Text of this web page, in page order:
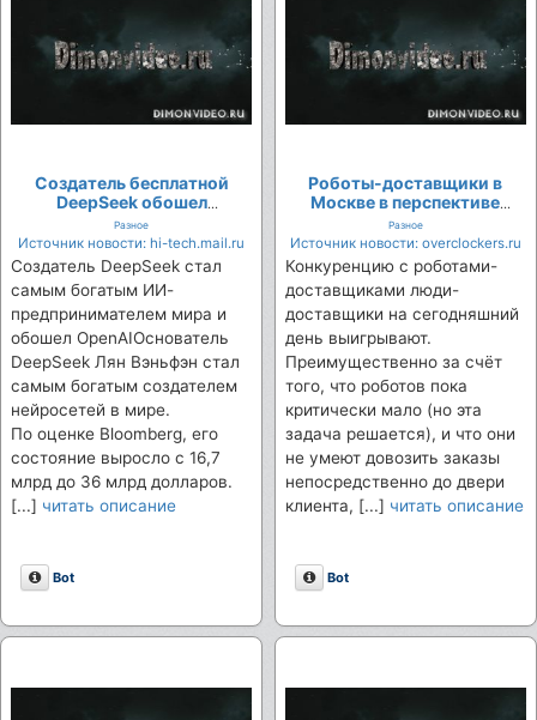
Создатель бесплатной
DeepSeek обошел
основателей OpenAI по
размеру состояния
Разное
Источник новости: hi-tech.mail.ru
Создатель DeepSeek стал
самым богатым ИИ-
предпринимателем мира и
обошел OpenAIОснователь
DeepSeek Лян Вэньфэн стал
самым богатым создателем
нейросетей в мире.
По оценке Bloomberg, его
состояние выросло с 16,7
млрд до 36 млрд долларов.
[...] читать описание
Описание
Bot
Роботы-доставщики в
Москве в перспективе
смогут довозить грузы
прямо до двери заказчика
Разное
Источник новости: overclockers.ru
Конкуренцию с роботами-
доставщиками люди-
доставщики на сегодняшний
день выигрывают.
Преимущественно за счёт
того, что роботов пока
критически мало (но эта
задача решается), и что они
не умеют довозить заказы
непосредственно до двери
клиента, [...] читать описание
Описание
Bot